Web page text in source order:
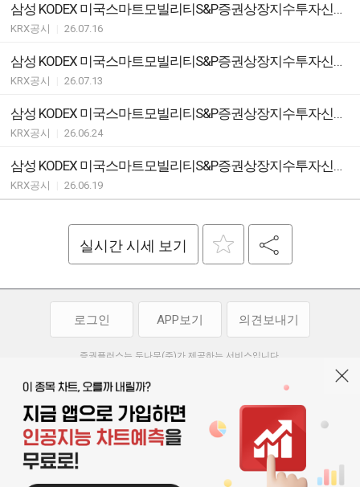
삼성 KODEX 미국스마트모빌리티S&P증권상장지수투자신탁[주식] ETF변경등록ㆍ집합투자규약 변경
KRX공시 26.07.16
삼성 KODEX 미국스마트모빌리티S&P증권상장지수투자신탁[주식] ETF 괴리율 초과 발생
KRX공시 26.07.13
삼성 KODEX 미국스마트모빌리티S&P증권상장지수투자신탁[주식] ETF 괴리율 초과 발생
KRX공시 26.06.24
삼성 KODEX 미국스마트모빌리티S&P증권상장지수투자신탁[주식] ETF지정참가회사(AP)추가ㆍ해지ㆍ변경안내
KRX공시 26.06.19
실시간 시세 보기
로그인 APP보기 의견보내기
증권플러스는 두나무(주)가 제공하는 서비스입니다.
투자 참고사항이며, 정보 제공 과정에서 오류나 지연이 발생할 수 있습니다.
두나무(주)는 제공된 정보에 의한 투자 결과에 대하여 법적인 책임을
부담하지 않습니다. 본 서비스에서 제공되는 정보의 무단 배포를 금합니다.
이용약관 | 청소년보호정책 개인정보처리방침
기사배열 기본방침 | 고객센터 |
오픈소스 라이선스
서울특별시 서초구 강남대로 369, 15층
사업자 등록번호 119-86-54968